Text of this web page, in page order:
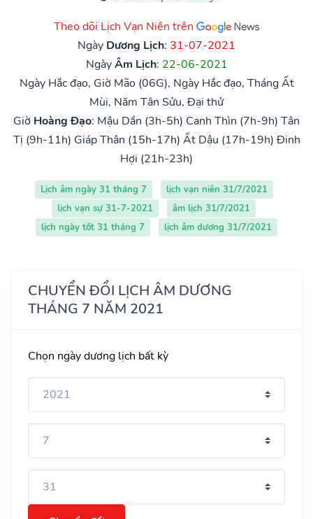
Theo dõi Lịch Vạn Niên trên
Ngày Dương Lịch: 31-07-2021
NgàyÂm Lịch: 22-06-2021
Ngày Hắc đạo, Giờ Mão (06G), Ngày Hắc đạo, Tháng Ất
Mùi, Năm Tân Sửu, Đại thử
Giờ Hoàng Đạo: Mậu Dần (3h-5h) Canh Thìn (7h-9h) Tân
Tị (9h-11h) Giáp Thân (15h-17h) Ất Dậu (17h-19h) Đinh
Hợi (21h-23h)
Lịch âm ngày 31 tháng 7
lịch vạn niên 31/7/2021
lịch vạn sự 31-7-2021
âm lịch 31/7/2021
lịch ngày tốt 31 tháng 7
lịch âm dương 31/7/2021
CHUYỂN ĐỔI LỊCH ÂM DƯƠNG
THÁNG 7 NĂM 2021
Chọn ngày dương lịch bất kỳ